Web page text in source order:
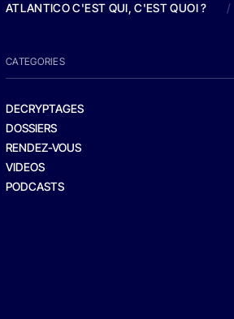
ATLANTICO C'EST QUI, C'EST QUOI ? /
CATEGORIES
DECRYPTAGES
DOSSIERS
RENDEZ-VOUS
VIDEOS
PODCASTS